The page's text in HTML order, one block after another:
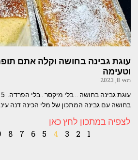
עוגת גבינה בחושה וקלה אתם
וטעימה
מאי 8, 2023
בחושה עם גבינה המתכון של מלי הכינה דנה
לצפיה במתכון לחץ כאן
1
2
3
4
5
6
7
8